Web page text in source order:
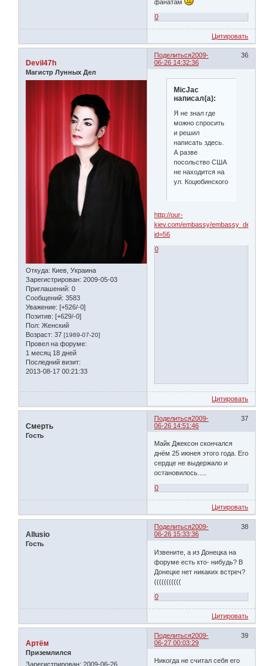
фанатам
0
Цитировать
Поделиться 36
2009-
06-26 14:32:36
Devil47h
Магистр Лунных Дел
Откуда: Киев, Украина
Зарегистрирован: 2009-05-03
Приглашений: 0
Сообщений: 3583
Уважение: [+526/-0]
Позитив: [+629/-0]
Пол: Женский
Возраст: 37 [1989-07-20]
Провел на форуме:
1 месяц 18 дней
Последний визит:
2013-08-17 00:21:33
MicJac
написал(а):
Я не знал где
можно спросить
и решил
написать здесь.
А разве
посольство США
не находится на
ул. Коцюбинского
http://our-
kiev.com/embassy/
id=56
0
Цитировать
Поделиться 37
2009-
06-26 14:51:46
Смерть
Гость
Майк Джексон скончался
днём 25 июнея этого года. Его
сердце не выдержало и
остановилось.....
0
Цитировать
Поделиться 38
2009-
06-26 15:33:36
Allusio
Гость
Извените, а из Донецка на
форуме есть кто- нибудь? В
Донецке нет никаких встреч?
(((((((((((
0
Цитировать
Поделиться 39
2009-
06-27 00:03:29
Артём
Приземлился
Зарегистрирован: 2009-06-26
Никогда не считал себя его